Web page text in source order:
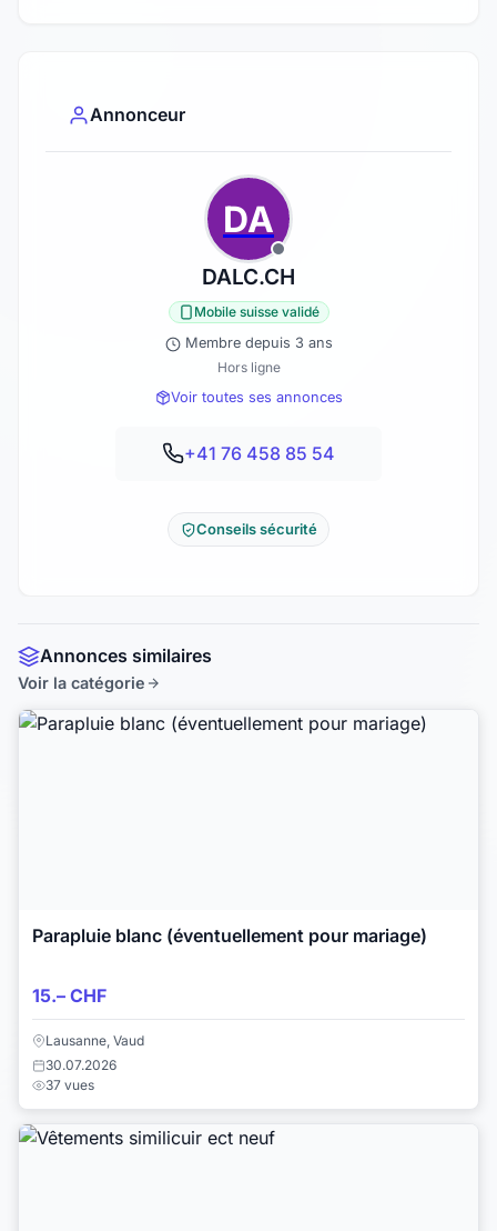
Annonceur
DA
DALC.CH
Mobile suisse validé
Membre depuis 3 ans
Hors ligne
Voir toutes ses annonces
+41 76 458 85 54
Conseils sécurité
Annonces similaires
Voir la catégorie
Parapluie blanc (éventuellement pour mariage)
15.– CHF
Lausanne, Vaud
30.07.2026
37 vues